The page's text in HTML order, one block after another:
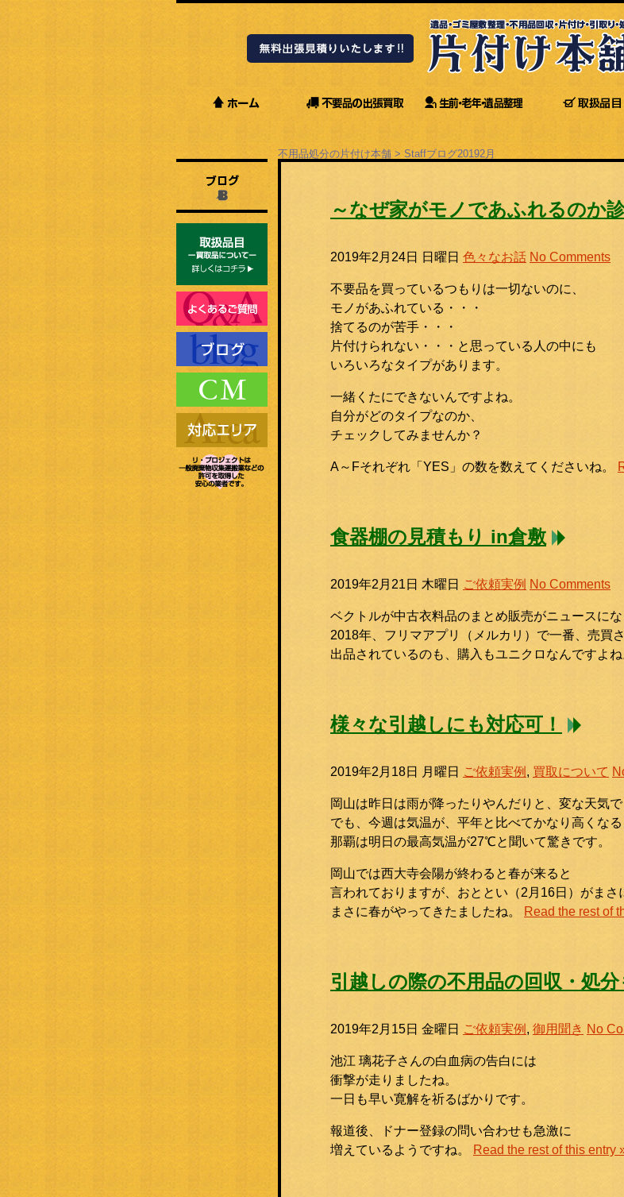
不用品処分の片付け本舗 > Staffブログ20192月
～なぜ家がモノであふれるのか
2019年2月24日 日曜日 色々なお話 No Comments
不要品を買っているつもりは一切ないのに、
モノがあふれている・・・
捨てるのが苦手・・・
片付けられない・・・と思っている人の中にも
いろいろなタイプがあります。
一緒くたにできないんですよね。
自分がどのタイプなのか、
チェックしてみませんか？
A～Fそれぞれ「YES」の数を数えてくださいね。
食器棚の見積もり in倉敷
2019年2月21日 木曜日 ご依頼実例 No Comments
ベクトルが中古衣料品のまとめ販売がニュースに
2018年、フリマアプリ（メルカリ）で一番、売買
出品されているのも、購入もユニクロなんですよね
様々な引越しにも対応可！
2019年2月18日 月曜日 ご依頼実例 , 買取について
岡山は昨日は雨が降ったりやんだりと、変な天気で
でも、今週は気温が、平年と比べてかなり高くなる
那覇は明日の最高気温が27℃と聞いて驚きです。
岡山では西大寺会陽が終わると春が来ると
言われておりますが、おととい（2月16日）がまさ
まさに春がやってきたましたね。
Read the rest of
引越しの際の不用品の回収・処分
2019年2月15日 金曜日 ご依頼実例 , 御用聞き No
池江 璃花子さんの白血病の告白には
衝撃が走りましたね。
一日も早い寛解を祈るばかりです。
報道後、ドナー登録の問い合わせも急激に
増えているようですね。
Read the rest of this entry